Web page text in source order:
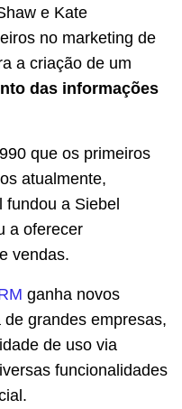
e Kate
no marketing de
a criação de um
das informações
que os primeiros
atualmente,
fundou a Siebel
a oferecer
vendas.
ganha novos
grandes empresas,
de uso via
funcionalidades